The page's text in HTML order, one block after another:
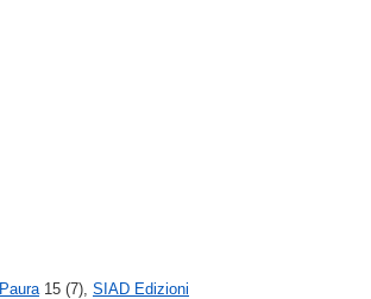
15 (7), SIAD Edizioni